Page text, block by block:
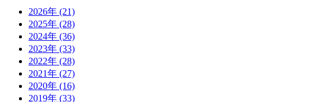
2026年 (21)
2025年 (28)
2024年 (36)
2023年 (33)
2022年 (28)
2021年 (27)
2020年 (16)
2019年 (33)